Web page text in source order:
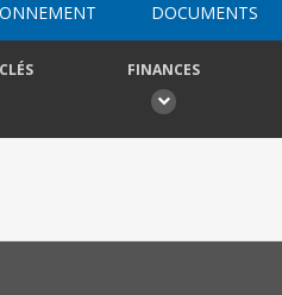
DOCUMENTS
FINANCES